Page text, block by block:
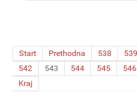
Start Prethodna 538 539
542
543 544 545 546
Kraj